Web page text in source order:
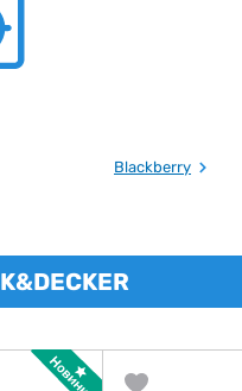
Blackberry